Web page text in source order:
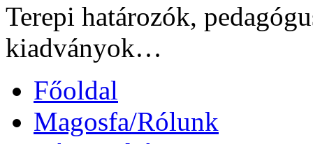
Terepi határozók,
kiadványok…
Főoldal
Magosfa/Rólunk